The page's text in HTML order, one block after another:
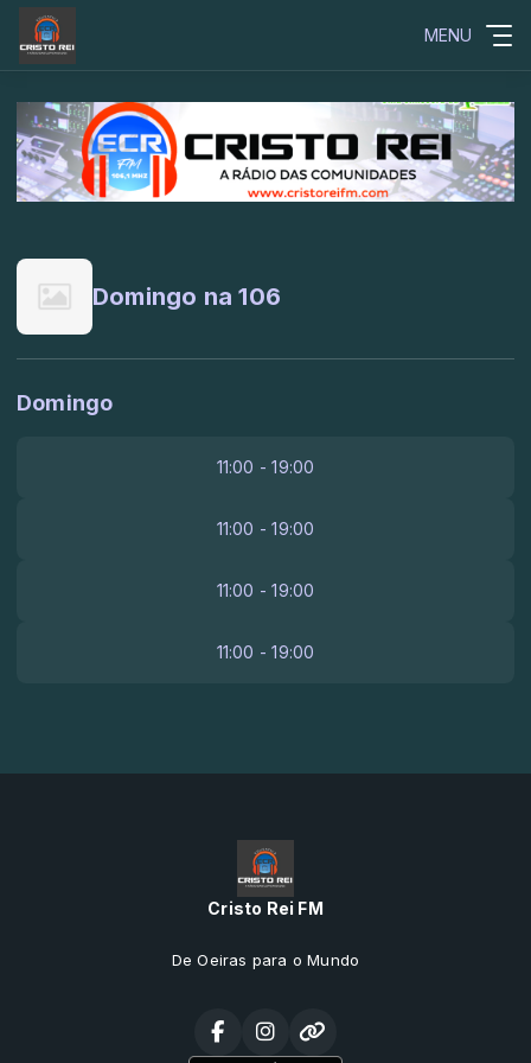
MENU
Domingo na 106
Domingo
11:00 - 19:00
11:00 - 19:00
11:00 - 19:00
11:00 - 19:00
Cristo Rei FM
De Oeiras para o Mundo